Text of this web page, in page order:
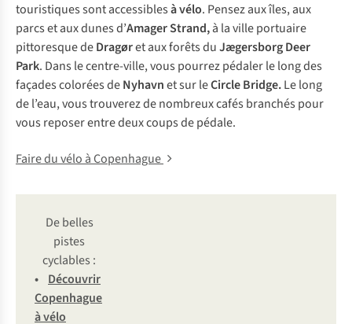
touristiques sont accessiblesà vélo. Pensez aux îles, aux
parcs et aux dunes d’Amager Strand,à la ville portuaire
pittoresque deDragøret aux forêts duJægersborg Deer
Park. Dans le centre-ville, vous pourrez pédaler le long des
façades colorées deNyhavnet sur leCircle Bridge.Le long
de l’eau, vous trouverez de nombreux cafés branchés pour
vous reposer entre deux coups de pédale.
Faire du vélo à Copenhague
De belles
pistes
cyclables :
• Découvrir
Copenhague
àvélo